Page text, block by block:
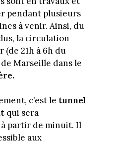
pendant plusieurs
à venir. Ainsi, du
la circulation
21h à 6h du
Marseille dans le
c’est le tunnel
qui sera
partir de minuit. Il
aux